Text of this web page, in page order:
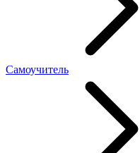
Самоучитель